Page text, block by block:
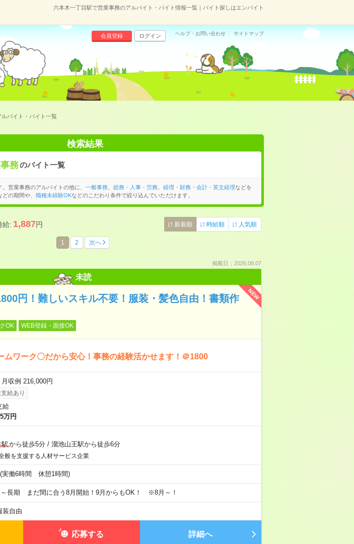
六本木一丁目駅で営業事務のアルバイト・バイト情報一覧｜バイト探しはエンバイト
会員登録 ログイン ヘルプ・お問い合わせ サイトマップ
バイト・バイト一覧
検索結果
務のバイト一覧
営業事務のアルバイトの他に、 一般事務、 総務・人事・労務、 経理・財務・会計・英文経理などを
どの期間や、 職種未経験OKなどのこだわり条件で絞り込んでいただけます。
給:1,887円 新着順 時給順 人気順
1 2 次へ
掲載日：2026.08.07
未読
NEW
円！難しいスキル不要！服装・髪色自由！書類作
OK WEB登録・面接OK
ムワーク〇だから安心！事務の経験活かせます！＠1800
収例 216,000円
給あり
給
万円
駅から徒歩5分/ 溜池山王駅から徒歩6分
般を支援する人材サービス企業
実働6時間 休憩1時間)
～長期 まだ間に合う8月開始！9月からもOK！ ※8月～！
装自由
応募する 詳細へ